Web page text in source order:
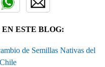
ESTE BLOG:
de Semillas Nativas del